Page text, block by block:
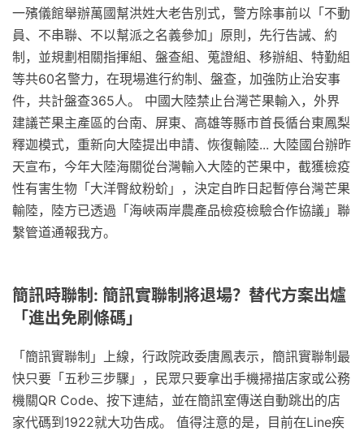
一殯儀館舉辦萬國幫洪姓大老告別式，警方除事前以「不動
員、不串聯、不以幫派之名義參加」原則，先行告誡、約
制，並規劃相關指揮組、盤查組、蒐證組、移辦組、特勤組
等共60名警力，在現場進行約制、盤查，加強防止治安事
件，共計盤查365人。 中國大陸禁止台灣芒果輸入，外界
建議芒果主產區的台南、屏東、高雄等縣市首長循台東鳳梨
釋迦模式，重新向大陸提出申請、恢復輸陸... 大陸國台辦昨
天宣布，今年大陸海關從台灣輸入大陸的芒果中，截獲檢疫
性有害生物「大洋臀紋粉蚧」，決定自昨日起暫停台灣芒果
輸陸，陸方已透過「海峽兩岸農產品檢疫檢驗合作協議」聯
繫管道通報我方。
簡訊時聯制: 簡訊實聯制將退場？替代方案出爐
「進出免刷條碼」
「簡訊實聯制」上線，行政院政委唐鳳表示，簡訊實聯制最
快只要「五秒三步驟」，民眾只要拿出手機掃描店家或公務
機關QR Code、按下連結，並在簡訊室傳送自動跳出的店
家代碼到1922就大功告成。 值得注意的是，目前在Line疾